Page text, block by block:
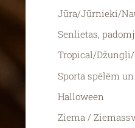
Jūra/Jūrnieki/
Senlietas,
Tropical/
Sporta spēlēm
Halloween
Ziema /